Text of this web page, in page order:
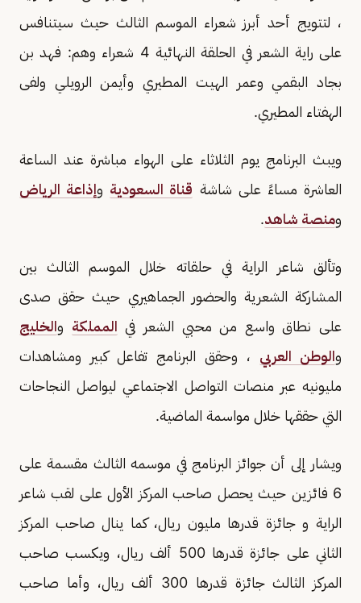
، لتتويج أحد أبرز شعراء الموسم الثالث حيث سيتنافس
على راية الشعر في الحلقة النهائية 4 شعراء وهم: فهد بن
بجاد البقمي وعمر الهيت المطيري وأيمن الرويلي ولفى
الهفتاء المطيري.
ويبث البرنامج يوم الثلاثاء على الهواء مباشرة عند الساعة
العاشرة مساءً على شاشة قناة السعودية وإذاعة الرياض
ومنصة شاهد.
وتألق شاعر الراية في حلقاته خلال الموسم الثالث بين
المشاركة الشعرية والحضور الجماهيري حيث حقق صدى
على نطاق واسع من محبي الشعر في المملكة والخليج
والوطن العربي ، وحقق البرنامج تفاعل كبير ومشاهدات
مليونيه عبر منصات التواصل الاجتماعي ليواصل النجاحات
التي حققها خلال مواسمة الماضية.
ويشار إلى أن جوائز البرنامج في موسمه الثالث مقسمة على
6 فائزين حيث يحصل صاحب المركز الأول على لقب شاعر
الراية و جائزة قدرها مليون ريال، كما ينال صاحب المركز
الثاني على جائزة قدرها 500 ألف ريال، ويكسب صاحب
المركز الثالث جائزة قدرها 300 ألف ريال، وأما صاحب